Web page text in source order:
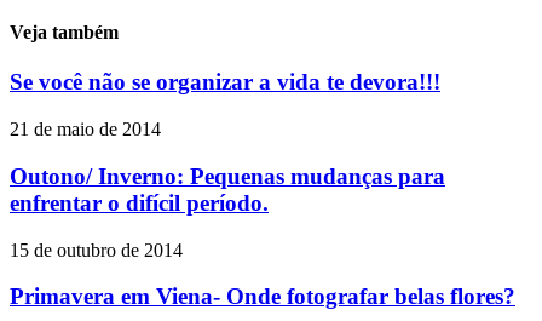
Veja também
Se você não se organizar a vida te devora!!!
21 de maio de 2014
Outono/ Inverno: Pequenas mudanças para
enfrentar o difícil período.
15 de outubro de 2014
Primavera em Viena- Onde fotografar belas flores?